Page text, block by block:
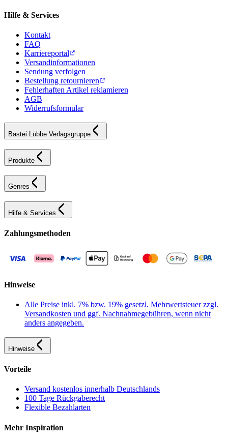
Hilfe & Services
Kontakt
FAQ
Karriereportal
Versandinformationen
Sendung verfolgen
Bestellung retournieren
Fehlerhaften Artikel reklamieren
AGB
Widerrufsformular
Bastei Lübbe Verlagsgruppe
Produkte
Genres
Hilfe & Services
Zahlungsmethoden
Hinweise
Alle Preise inkl. 7% bzw. 19% gesetzl. Mehrwertsteuer zzgl.
Versandkosten und ggf. Nachnahmegebühren, wenn nicht
anders angegeben.
Hinweise
Vorteile
Versand kostenlos innerhalb Deutschlands
100 Tage Rückgaberecht
Flexible Bezahlarten
Mehr Inspiration